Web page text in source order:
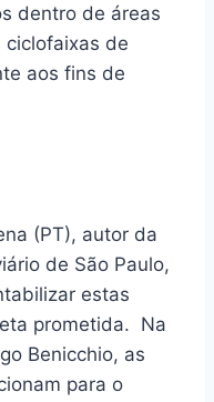
dentro de áreas
de
aos fins de
(PT), autor da
de São Paulo,
estas
prometida. Na
Benicchio, as
para o